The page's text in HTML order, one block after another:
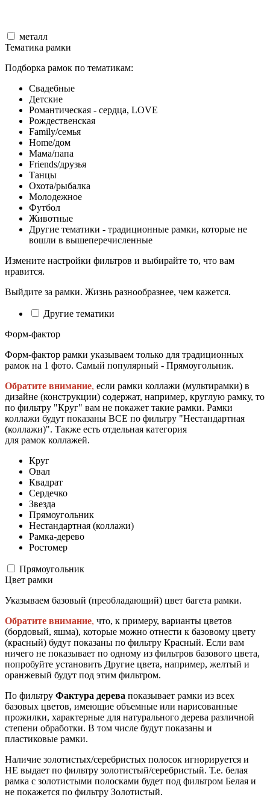
металл
Тематика рамки
Подборка рамок по тематикам:
Свадебные
Детские
Романтическая - сердца, LOVE
Рождественская
Family/семья
Home/дом
Мама/папа
Friends/друзья
Танцы
Охота/рыбалка
Молодежное
Футбол
Животные
Другие тематики - традиционные рамки, которые не
вошли в вышеперечисленные
Измените настройки фильтров и выбирайте то, что вам
нравится.
Выйдите за рамки. Жизнь разнообразнее, чем кажется.
Другие тематики
Форм-фактор
Форм-фактор рамки указываем только для традиционных
рамок на 1 фото. Самый популярный - Прямоугольник.
Обратите внимание, если рамки коллажи (мультирамки) в
дизайне (конструкции) содержат, например, круглую рамку, то
по фильтру "Круг" вам не покажет такие рамки. Рамки
коллажи будут показаны ВСЕ по фильтру "Нестандартная
(коллажи)". Также есть отдельная категория
для рамок коллажей.
Круг
Овал
Квадрат
Сердечко
Звезда
Прямоугольник
Нестандартная (коллажи)
Рамка-дерево
Ростомер
Прямоугольник
Цвет рамки
Указываем базовый (преобладающий) цвет багета рамки.
Обратите внимание, что, к примеру, варианты цветов
(бордовый, яшма), которые можно отнести к базовому цвету
(красный) будут показаны по фильтру Красный. Если вам
ничего не показывает по одному из фильтров базового цвета,
попробуйте установить Другие цвета, например, желтый и
оранжевый будут под этим фильтром.
По фильтру Фактура дерева показывает рамки из всех
базовых цветов, имеющие объемные или нарисованные
прожилки, характерные для натурального дерева различной
степени обработки. В том числе будут показаны и
пластиковые рамки.
Наличие золотистых/серебристых полосок игнорируется и
НЕ выдает по фильтру золотистый/серебристый. Т.е. белая
рамка с золотистыми полосками будет под фильтром Белая и
не покажется по фильтру Золотистый.